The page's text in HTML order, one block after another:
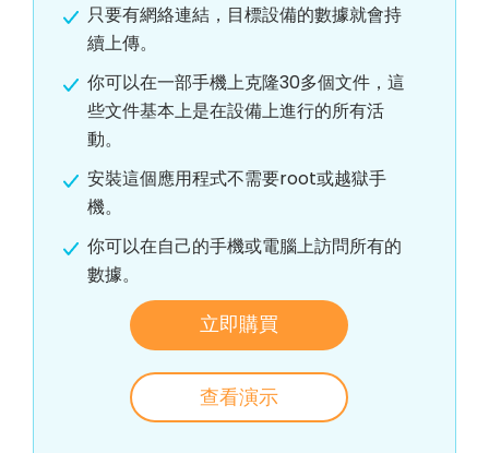
只要有網絡連結，目標設備的數據就會持
續上傳。
你可以在一部手機上克隆30多個文件，這
些文件基本上是在設備上進行的所有活
動。
安裝這個應用程式不需要root或越獄手
機。
你可以在自己的手機或電腦上訪問所有的
數據。
立即購買
查看演示